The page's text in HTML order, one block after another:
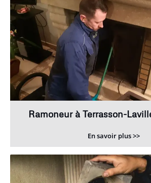
Ramoneur à Terrasson-
En savoir plus >>